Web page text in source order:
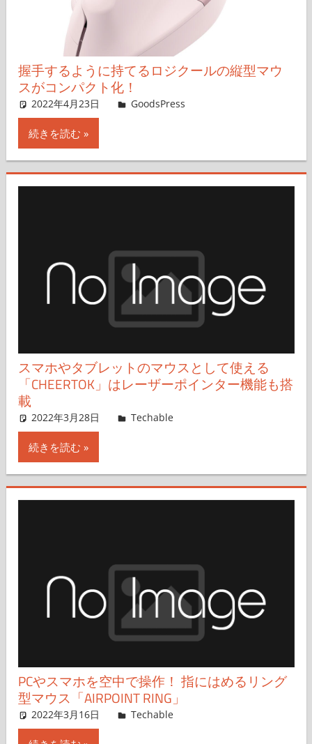
握手するように持てるロジクールの縦型マウ
スがコンパクト化！
2022年4月23日 ＆GP
GoodsPress
続きを読む
スマホやタブレットのマウスとして使える
「CHEERTOK」はレーザーポインター機能も搭
載
2022年3月28日 mizoguchi
Techable
続きを読む
PCやスマホを空中で操作！ 指にはめるリング
型マウス「AIRPOINT RING」
2022年3月16日 樋口
Techable